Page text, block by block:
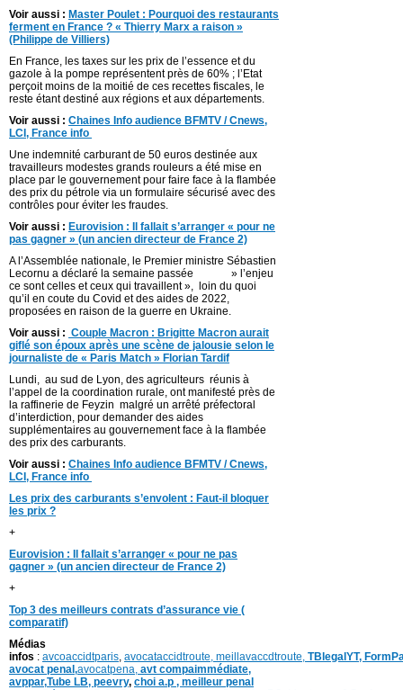
Voir aussi : Master Poulet : Pourquoi des restaurants
ferment en France ? « Thierry Marx a raison »
(Philippe de Villiers)
En France, les taxes sur les prix de l’essence et du
gazole à la pompe représentent près de 60% ; l’Etat
perçoit moins de la moitié de ces recettes fiscales, le
reste étant destiné aux régions et aux départements.
Voir aussi : Chaines Info audience BFMTV / Cnews,
LCI, France info
Une indemnité carburant de 50 euros destinée aux
travailleurs modestes grands rouleurs a été mise en
place par le gouvernement pour faire face à la flambée
des prix du pétrole via un formulaire sécurisé avec des
contrôles pour éviter les fraudes.
Voir aussi : Eurovision : Il fallait s’arranger « pour ne
pas gagner » (un ancien directeur de France 2)
A l’Assemblée nationale, le Premier ministre Sébastien
Lecornu a déclaré la semaine passée » l’enjeu
ce sont celles et ceux qui travaillent », loin du quoi
qu’il en coute du Covid et des aides de 2022,
proposées en raison de la guerre en Ukraine.
Voir aussi : Couple Macron : Brigitte Macron aurait
giflé son époux après une scène de jalousie selon le
journaliste de « Paris Match » Florian Tardif
Lundi, au sud de Lyon, des agriculteurs réunis à
l’appel de la coordination rurale, ont manifesté près de
la raffinerie de Feyzin malgré un arrêté préfectoral
d’interdiction, pour demander des aides
supplémentaires au gouvernement face à la flambée
des prix des carburants.
Voir aussi : Chaines Info audience BFMTV / Cnews,
LCI, France info
Les prix des carburants s’envolent : Faut-il bloquer
les prix ?
+
Eurovision : Il fallait s’arranger « pour ne pas
gagner » (un ancien directeur de France 2)
+
Top 3 des meilleurs contrats d’assurance vie (
comparatif)
Médias
infos : avcoaccidtparis avocataccidtroute, meillavaccdtroute, TBlegalYT,
avocat penal,avocatpena, avt compaimmédiate,
avppar,Tube LB, peevry, choi a.p , meilleur penal